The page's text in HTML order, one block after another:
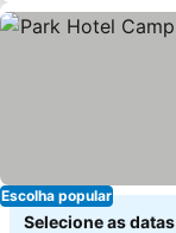
Escolha popular
Selecione as